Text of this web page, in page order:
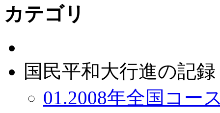
カテゴリ
国民平和大行進の記録
01.2008年全国コー